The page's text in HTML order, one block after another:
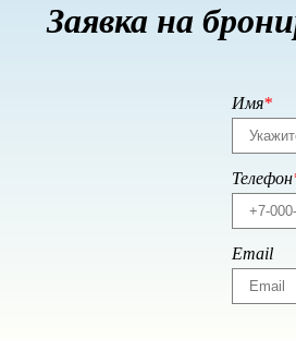
Заявка на
Имя
Телефон
Email